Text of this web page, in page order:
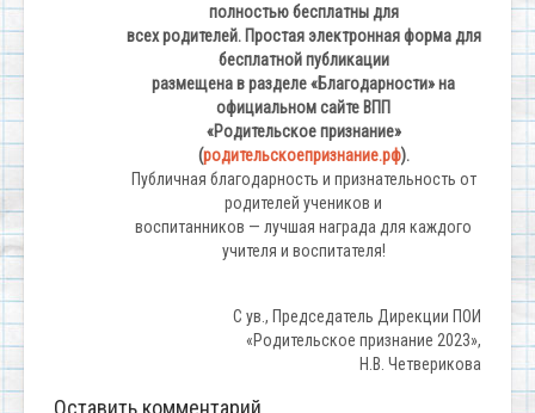
полностью бесплатны для
всех родителей. Простая электронная форма для
бесплатной публикации
размещена в разделе «Благодарности» на
официальном сайте ВПП
«Родительское признание»
(родительскоепризнание.рф).
Публичная благодарность и признательность от
родителей учеников и
воспитанников — лучшая награда для каждого
учителя и воспитателя!
С ув., Председатель Дирекции ПОИ
«Родительское признание 2023»,
Н.В. Четверикова
Оставить комментарий